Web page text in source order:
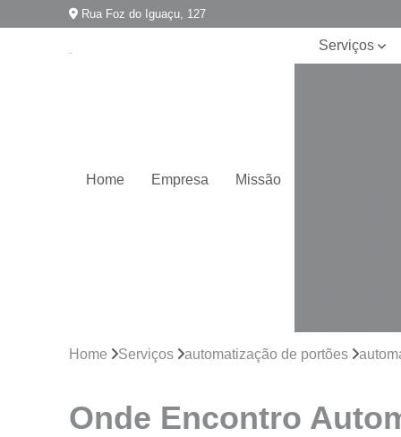
Rua Foz do Iguaçu, 127
Home Empresa Missão
Serviços
de portões
Empresa para
Instalação de
Home Serviços automatização de portões
Onde Encontro